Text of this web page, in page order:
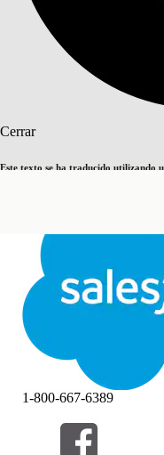
Cerrar
Este texto se ha traducido utilizando
Cerrar Cerrar
Índice de materias
Filtros (0)
1-800-667-6389